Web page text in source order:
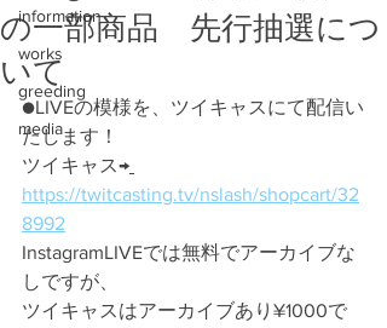
information
works
greeding
media
の一部商品 先行抽選につ
いて
●LIVEの模様を、ツイキャスにて配信い
たします！
ツイキャス→
https://twitcasting.tv/nslash/shopcart/32
8992
InstagramLIVEでは無料でアーカイブな
しですが、
ツイキャスはアーカイブあり¥1000で